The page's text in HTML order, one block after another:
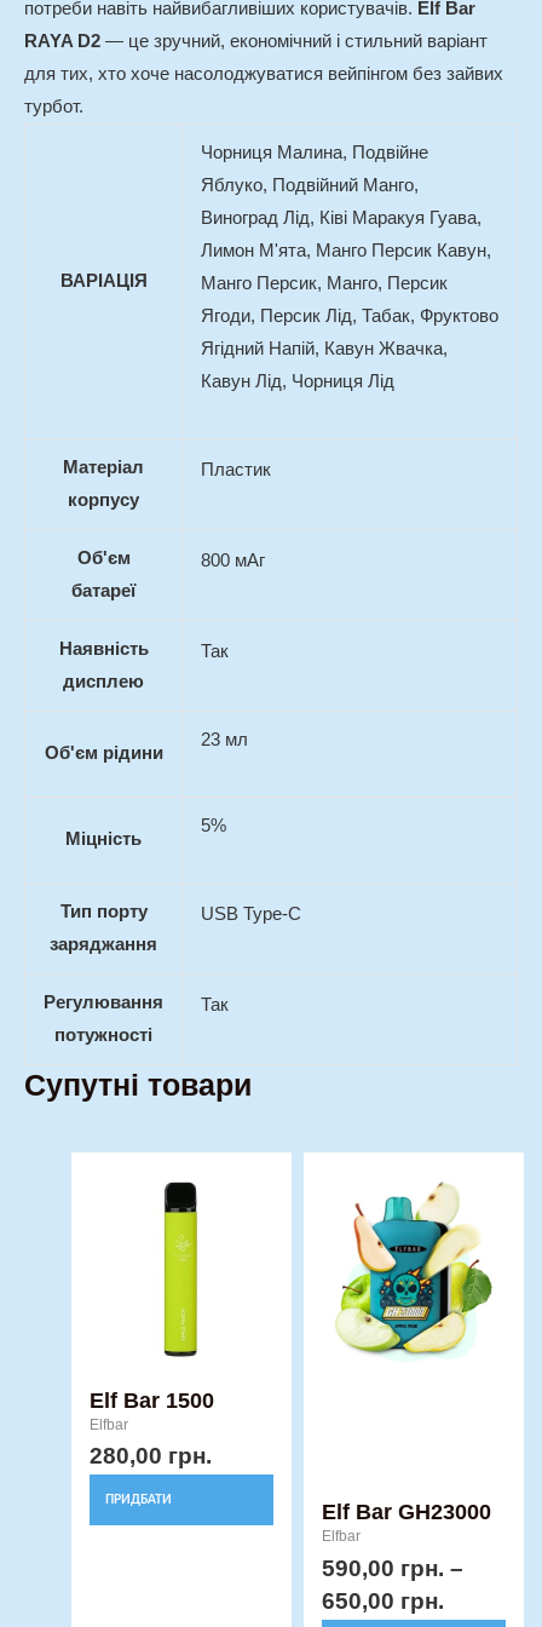
потреби навіть найвибагливіших користувачів. Elf Bar
RAYA D2 — це зручний, економічний і стильний варіант
для тих, хто хоче насолоджуватися вейпінгом без зайвих
турбот.
ВАРІАЦІЯ
Чорниця Малина, Подвійне
Яблуко, Подвійний Манго,
Виноград Лід, Ківі Маракуя Гуава,
Лимон М'ята, Манго Персик Кавун,
Манго Персик, Манго, Персик
Ягоди, Персик Лід, Табак, Фруктово
Ягідний Напій, Кавун Жвачка,
Кавун Лід, Чорниця Лід
Матеріал
корпусу
Пластик
Об'єм
батареї
800 мАг
Наявність
дисплею
Так
Об'єм рідини
23 мл
Міцність
5%
Тип порту
заряджання
USB Type-C
Регулювання
потужності
Так
Супутні товари
Elf Bar 1500
Elfbar
280,00 грн.
ПРИДБАТИ
Параметри
вибрати
на
сторінці
товару
Elf Bar GH23000
Elfbar
590,00 грн. –
650,00 грн.
range:
590,00
through
650,00
товар
кілька
варіантів.
Параметри